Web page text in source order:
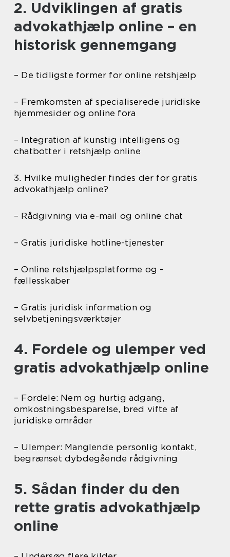
2. Udviklingen af gratis
advokathjælp online – en
historisk gennemgang
– De tidligste former for online retshjælp
– Fremkomsten af specialiserede juridiske
hjemmesider og online fora
– Integration af kunstig intelligens og
chatbotter i retshjælp online
3. Hvilke muligheder findes der for gratis
advokathjælp online?
– Rådgivning via e-mail og online chat
– Gratis juridiske hotline-tjenester
– Online retshjælpsplatforme og -
fællesskaber
– Gratis juridisk information og
selvbetjeningsværktøjer
4. Fordele og ulemper ved
gratis advokathjælp online
– Fordele: Nem og hurtig adgang,
omkostningsbesparelse, bred vifte af
juridiske områder
– Ulemper: Manglende personlig kontakt,
begrænset dybdegående rådgivning
5. Sådan finder du den
rette gratis advokathjælp
online